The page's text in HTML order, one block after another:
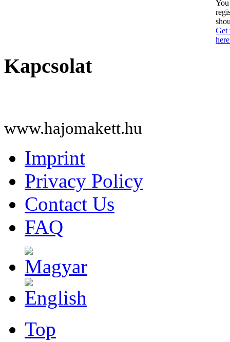
You
Get
Kapcsolat
www.hajomakett.hu
Imprint
Privacy Policy
Contact Us
FAQ
Top